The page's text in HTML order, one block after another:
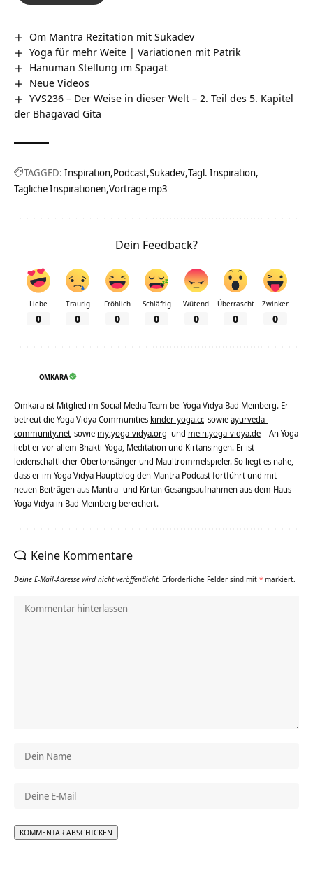
Om Mantra Rezitation mit Sukadev
Yoga für mehr Weite | Variationen mit Patrik
Hanuman Stellung im Spagat
Neue Videos
YVS236 – Der Weise in dieser Welt – 2. Teil des 5. Kapitel
der Bhagavad Gita
TAGGED: Inspiration Podcast Sukadev Tägl. Inspiration
Tägliche Inspirationen Vorträge mp3
Dein Feedback?
Liebe
0
Traurig
0
Fröhlich
0
Schläfrig
0
Wütend
0
Überrascht
0
Zwinker
0
OMKARA
Omkara ist Mitglied im Social Media Team bei Yoga Vidya Bad Meinberg. Er
betreut die Yoga Vidya Communities kinder-yoga.cc sowieayurveda-
community.net sowie my.yoga-vidya.org und mein.yoga-vidya.de - An Yoga
liebt er vor allem Bhakti-Yoga, Meditation und Kirtansingen. Er ist
leidenschaftlicher Obertonsänger und Maultrommelspieler. So liegt es nahe,
dass er im Yoga Vidya Hauptblog den Mantra Podcast fortführt und mit
neuen Beiträgen aus Mantra- und Kirtan Gesangsaufnahmen aus dem Haus
Yoga Vidya in Bad Meinberg bereichert.
Keine Kommentare
Deine E-Mail-Adresse wird nicht veröffentlicht. Erforderliche Felder sind mit * markiert.